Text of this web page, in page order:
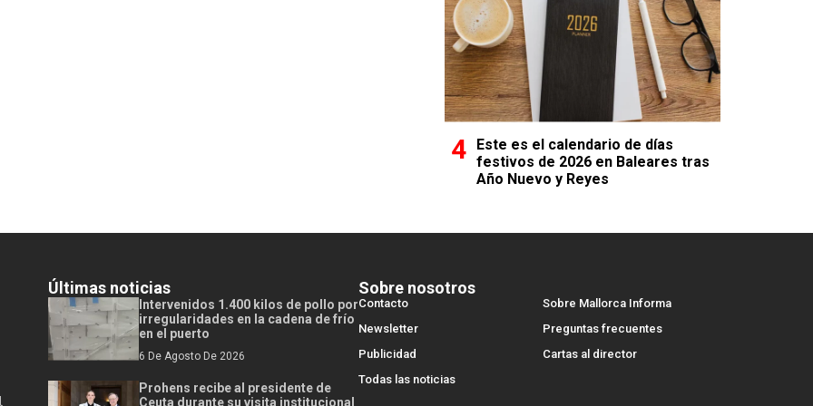
Este es el calendario de días
festivos de 2026 en Baleares tras
Año Nuevo y Reyes
Últimas noticias
Intervenidos 1.400 kilos de pollo por
irregularidades en la cadena de frío
en el puerto
6 De Agosto De 2026
Prohens recibe al presidente de
Ceuta durante su visita institucional
Sobre nosotros
Contacto
Sobre Mallorca Informa
Newsletter
Preguntas frecuentes
Publicidad
Cartas al director
Todas las noticias